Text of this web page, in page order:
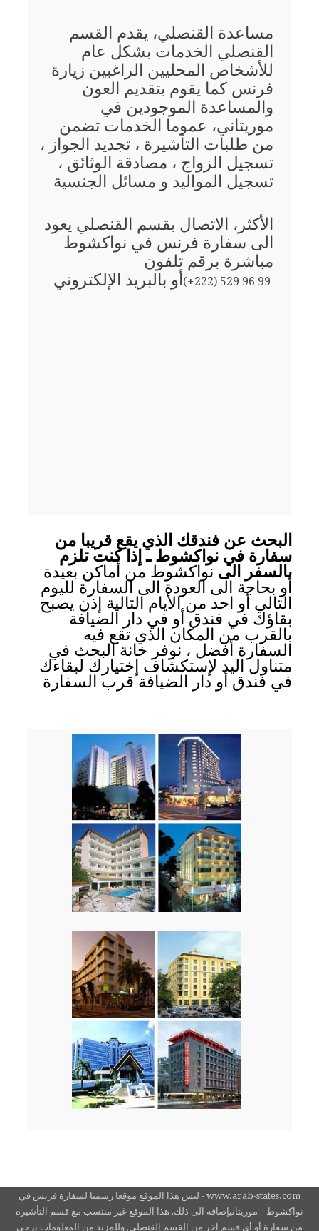
مساعدة القنصلي، يقدم القسم
القنصلي الخدمات بشكل عام
للأشخاص المحليين الراغبين زيارة
فرنس كما يقوم بتقديم العون
والمساعدة الموجودين في
موريتاني، عموما الخدمات تضمن
من طلبات التأشيرة ، تجديد الجواز ،
تسجيل الزواج ، مصادقة الوثائق ،
تسجيل المواليد و مسائل الجنسية
الأكثر، الاتصال بقسم القنصلي يعود
الى سفارة فرنس في نواكشوط
مباشرة برقم تلفون
(+222) 529 96 99أو بالبريد الإلكتروني
البحث عن فندقك الذي يقع قريبا من
سفارة في نواكشوط ـ إذا كنت تلزم
بالسفر الى نواكشوط من أماكن بعيدة
أو بحاجة الى العودة الى السفارة لليوم
التالي أو احد من الأيام التالية إذن يصبح
بقاؤك في فندق أو في دار الضيافة
بالقرب من المكان الذي تقع فيه
السفارة أفضل ، نوفر خانة البحث في
متناول اليد لإستكشاف إختيارك لبقاءك
في فندق أو دار الضيافة قرب السفارة
www.arab-states.com - ليس هذا الموقع موقعا رسميا لسفارة فرنس في
نواكشوط – موريتانيإضافة الى ذلك, هذا الموقع غير منتسب مع قسم التأشيرة
من سفارة أو أي قسم آخر من القسم القنصلي, وللمزيد من المعلومات يرجى